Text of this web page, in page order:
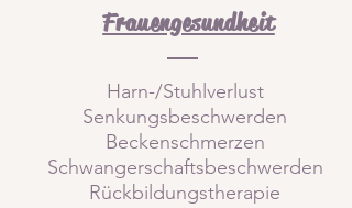
Frauengesundheit
Harn-/Stuhlverlust
Senkungsbeschwerden
Beckenschmerzen
Schwangerschaftsbeschwerden
Rückbildungstherapie